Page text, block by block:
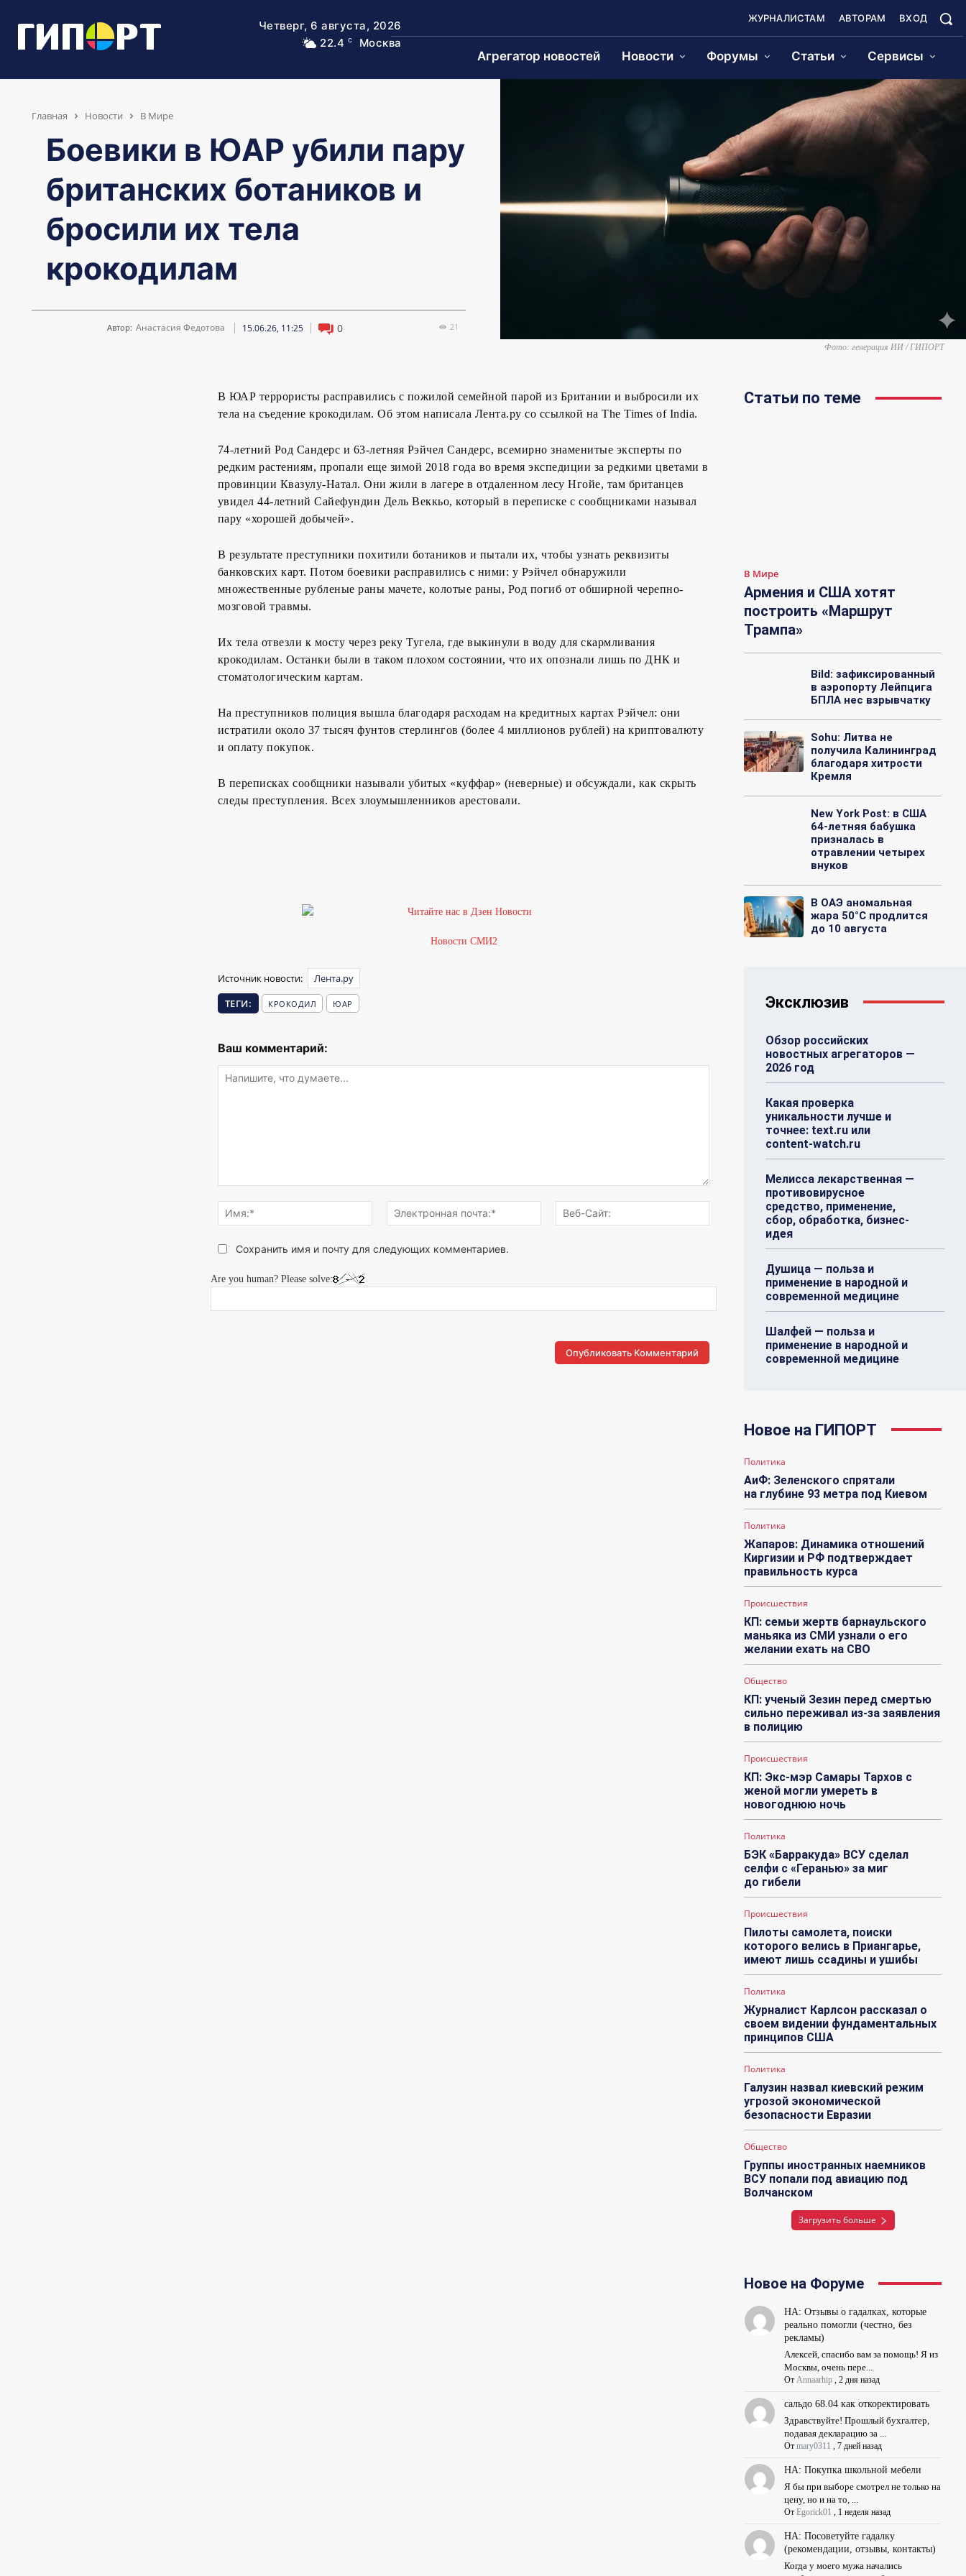
Четверг, 6 августа, 2026
22.4
C Москва
ЖУРНАЛИСТАМ АВТОРАМ ВХОД
Агрегатор новостей Новости Форумы Статьи Сервисы
Главная Новости В Мире
Боевики в ЮАР убили пару
британских ботаников и
бросили их тела
крокодилам
Автор: Анастасия Федотова 15.06.26, 11:25 0 21
Фото: генерация ИИ / ГИПОРТ
В ЮАР террористы расправились с пожилой семейной парой из Британии и выбросили их
тела на съедение крокодилам. Об этом написала Лента.ру со ссылкой на The Times of India.
74-летний Род Сандерс и 63-летняя Рэйчел Сандерс, всемирно знаменитые эксперты по
редким растениям, пропали еще зимой 2018 года во время экспедиции за редкими цветами в
провинции Квазулу-Натал. Они жили в лагере в отдаленном лесу Нгойе, там британцев
увидел 44-летний Сайефундин Дель Веккьо, который в переписке с сообщниками называл
пару «хорошей добычей».
В результате преступники похитили ботаников и пытали их, чтобы узнать реквизиты
банковских карт. Потом боевики расправились с ними: у Рэйчел обнаружили
множественные рубленые раны мачете, колотые раны, Род погиб от обширной черепно-
мозговой травмы.
Их тела отвезли к мосту через реку Тугела, где выкинули в воду для скармливания
крокодилам. Останки были в таком плохом состоянии, что их опознали лишь по ДНК и
стоматологическим картам.
На преступников полиция вышла благодаря расходам на кредитных картах Рэйчел: они
истратили около 37 тысяч фунтов стерлингов (более 4 миллионов рублей) на криптовалюту
и оплату покупок.
В переписках сообщники называли убитых «куффар» (неверные) и обсуждали, как скрыть
следы преступления. Всех злоумышленников арестовали.
Новости СМИ2
Источник новости:
Лента.ру
ТЕГИ:
КРОКОДИЛ ЮАР
Ваш комментарий:
что
думаете...
Имя:*
Электронная
почта:*
Сохранить имя и почту для следующих комментариев.
Are you human? Please solve:
Статьи по теме
В Мире
Армения и США хотят
построить «Маршрут
Трампа»
Bild: зафиксированный
в аэропорту Лейпцига
БПЛА нес взрывчатку
Sohu: Литва не
получила Калининград
благодаря хитрости
Кремля
New York Post: в США
64-летняя бабушка
призналась в
отравлении четырех
внуков
В ОАЭ аномальная
жара 50°C продлится
до 10 августа
Эксклюзив
Обзор российских
новостных агрегаторов —
2026 год
Какая проверка
уникальности лучше и
точнее: text.ru или
content-watch.ru
Мелисса лекарственная —
противовирусное
средство, применение,
сбор, обработка, бизнес-
идея
Душица — польза и
применение в народной и
современной медицине
Шалфей — польза и
применение в народной и
современной медицине
Новое на ГИПОРТ
Политика
АиФ: Зеленского спрятали
на глубине 93 метра под Киевом
Политика
Жапаров: Динамика отношений
Киргизии и РФ подтверждает
правильность курса
Происшествия
КП: семьи жертв барнаульского
маньяка из СМИ узнали о его
желании ехать на СВО
Общество
КП: ученый Зезин перед смертью
сильно переживал из-за заявления
в полицию
Происшествия
КП: Экс-мэр Самары Тархов с
женой могли умереть в
новогоднюю ночь
Политика
БЭК «Барракуда» ВСУ сделал
селфи с «Геранью» за миг
до гибели
Происшествия
Пилоты самолета, поиски
которого велись в Приангарье,
имеют лишь ссадины и ушибы
Политика
Журналист Карлсон рассказал о
своем видении фундаментальных
принципов США
Политика
Галузин назвал киевский режим
угрозой экономической
безопасности Евразии
Общество
Группы иностранных наемников
ВСУ попали под авиацию под
Волчанском
Загрузить больше
Новое на Форуме
НА: Отзывы о гадалках, которые
реально помогли (честно, без
рекламы)
Алексей, спасибо вам за помощь! Я из
Москвы, очень пере...
От Annaarhip, 2 дня назад
сальдо 68.04 как откоректировать
Здравствуйте! Прошлый бухгалтер,
подавая декларацию за ...
От mary0311 , 7 дней назад
НА: Покупка школьной мебели
Я бы при выборе смотрел не только на
цену, но и на то, ...
От Egorick01 , 1 неделя назад
НА: Посоветуйте гадалку
(рекомендации, отзывы, контакты)
Когда у моего мужа начались